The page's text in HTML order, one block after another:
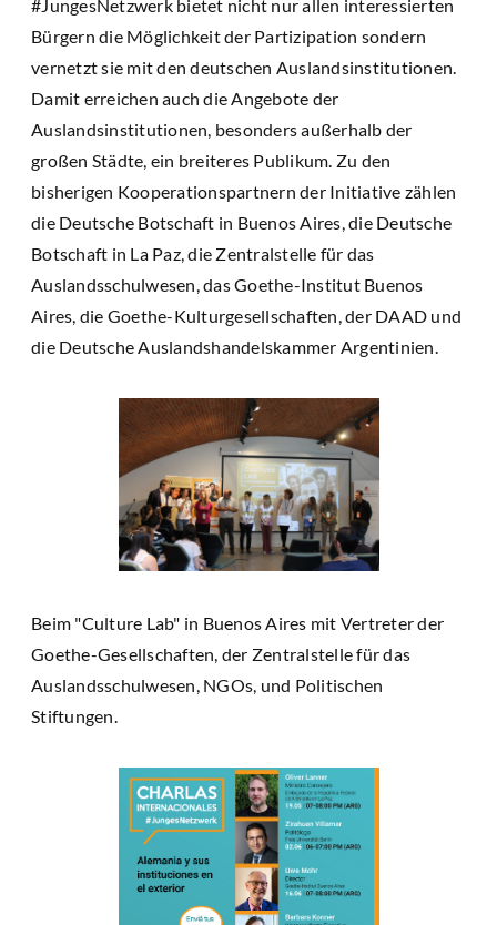
#JungesNetzwerk bietet nicht nur allen interessierten
Bürgern die Möglichkeit der Partizipation sondern
vernetzt sie mit den deutschen Auslandsinstitutionen.
Damit erreichen auch die Angebote der
Auslandsinstitutionen, besonders außerhalb der
großen Städte, ein breiteres Publikum. Zu den
bisherigen Kooperationspartnern der Initiative zählen
die Deutsche Botschaft in Buenos Aires, die Deutsche
Botschaft in La Paz, die Zentralstelle für das
Auslandsschulwesen, das Goethe-Institut Buenos
Aires, die Goethe-Kulturgesellschaften, der DAAD und
die Deutsche Auslandshandelskammer Argentinien.
Beim "Culture Lab" in Buenos Aires mit Vertreter der
Goethe-Gesellschaften, der Zentralstelle für das
Auslandsschulwesen, NGOs, und Politischen
Stiftungen.